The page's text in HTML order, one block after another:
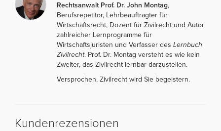
Rechtsanwalt Prof. Dr. John Montag,
Berufsrepetitor, Lehrbeauftragter für
Wirtschaftsrecht, Dozent für Zivilrecht und Autor
zahlreicher Lernprogramme für
Wirtschaftsjuristen und Verfasser des Lernbuch
Zivilrecht. Prof. Dr. Montag versteht es wie kein
Zweiter, das Zivilrecht lernbar darzustellen.
Versprochen, Zivilrecht wird Sie begeistern.
Kundenrezensionen